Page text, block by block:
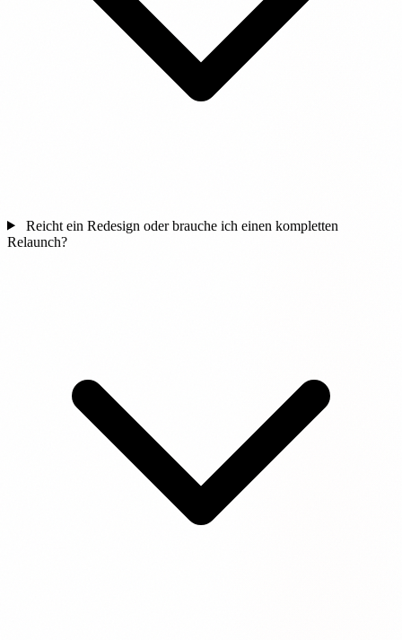
Reicht ein Redesign oder brauche ich einen kompletten
Relaunch?